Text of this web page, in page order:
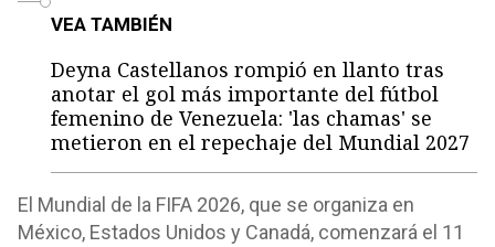
VEA TAMBIÉN
Deyna Castellanos rompió en llanto tras
anotar el gol más importante del fútbol
femenino de Venezuela: 'las chamas' se
metieron en el repechaje del Mundial 2027
El Mundial de la FIFA 2026, que se organiza en
México, Estados Unidos y Canadá, comenzará el 11